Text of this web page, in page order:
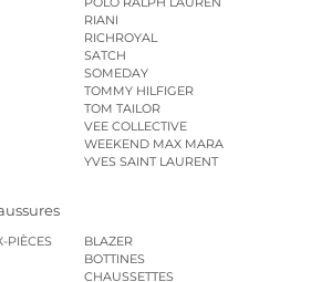
RIANI
RICHROYAL
SATCH
SOMEDAY
TOMMY HILFIGER
TOM TAILOR
VEE COLLECTIVE
WEEKEND MAX MARA
YVES SAINT LAURENT
PIÈCES
BLAZER
BOTTINES
CHAUSSETTES